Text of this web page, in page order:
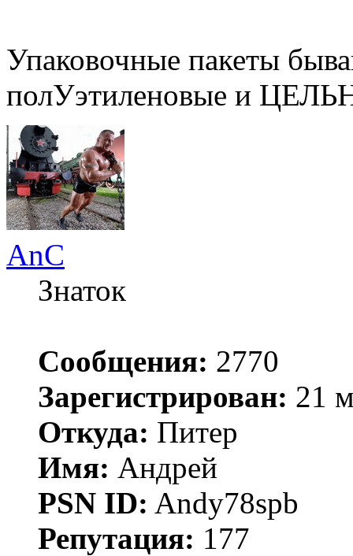
Упаковочные пакеты
полУэтиленовые и
AnC
Знаток
Сообщения: 2770
Зарегистрирован: 21
Откуда: Питер
Имя: Андрей
PSN ID: Andy78spb
Репутация: 177